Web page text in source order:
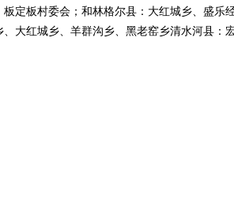
定板村委会；和林格尔县：大红城乡、盛乐
大红城乡、羊群沟乡、黑老窑乡清水河县：